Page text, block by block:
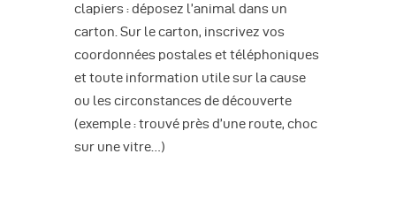
clapiers : déposez l’animal dans un
carton. Sur le carton, inscrivez vos
coordonnées postales et téléphoniques
et toute information utile sur la cause
ou les circonstances de découverte
(exemple : trouvé près d’une route, choc
sur une vitre…)